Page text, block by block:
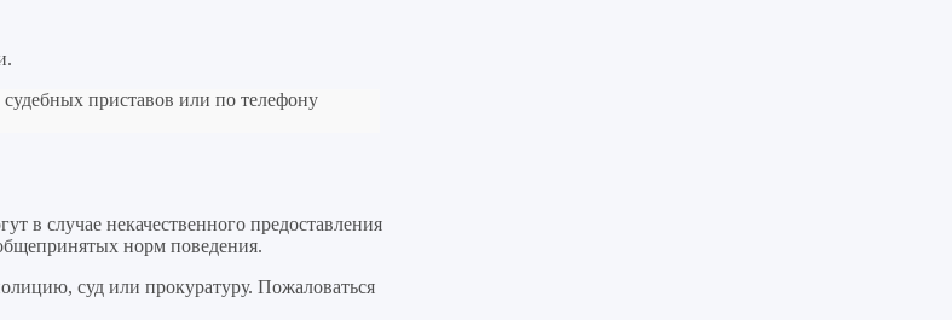
приставов или по телефону
в случае некачественного предоставления
норм поведения.
суд или прокуратуру. Пожаловаться